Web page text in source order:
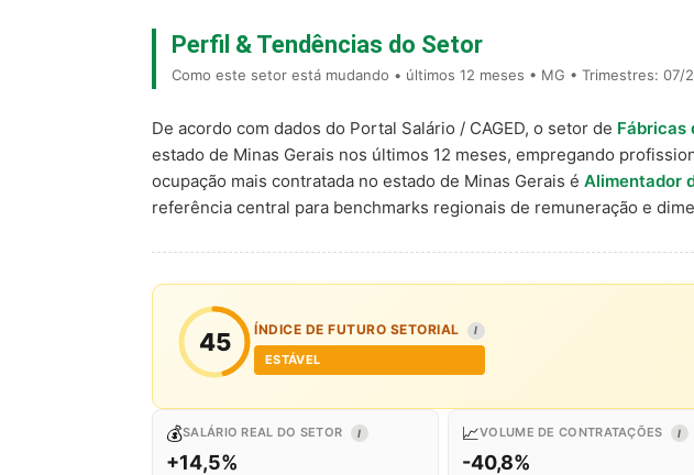
Perfil & Tendências do Setor
Como este setor está mudando • últimos 12 meses • MG • Trimestres: 07/
De acordo com dados do Portal Salário / CAGED, o setor de Fábricas
estado de Minas Gerais nos últimos 12 meses, empregando
ocupação mais contratada no estado de Minas Gerais é Alimentador
referência central para benchmarks regionais de remuneração e
45 ÍNDICE DE FUTURO SETORIAL I
ESTÁVEL
💰SALÁRIO REAL DO SETOR I
+14,5%
📈VOLUME DE CONTRATAÇÕES I
-40,8%